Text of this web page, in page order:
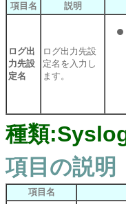
項目名 説明
ログ出
力先設
定名
ログ出力先設
定名を入力し
ます。
種類
項目の説明
項目名